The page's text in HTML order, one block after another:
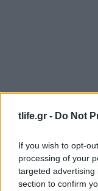
tlife.gr - Do Not
If you wish to opt-
processing of your
targeted
section to confirm